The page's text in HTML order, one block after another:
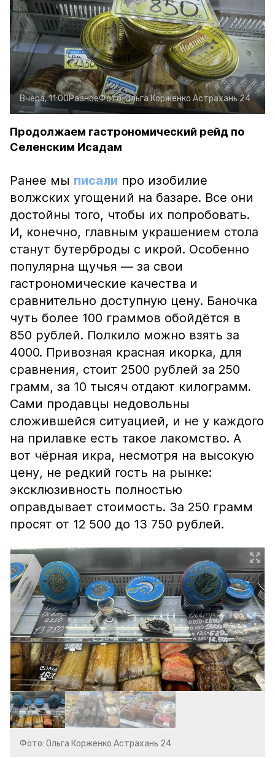
Вчера, 11:00РазноеФото:Ольга Корженко Астрахань 24
Продолжаем гастрономический рейд по
Селенским Исадам
Ранее мы писали про изобилие
волжских угощений на базаре. Все они
достойны того, чтобы их попробовать.
И, конечно, главным украшением стола
станут бутерброды с икрой. Особенно
популярна щучья — за свои
гастрономические качества и
сравнительно доступную цену. Баночка
чуть более 100 граммов обойдётся в
850 рублей. Полкило можно взять за
4000. Привозная красная икорка, для
сравнения, стоит 2500 рублей за 250
грамм, за 10 тысяч отдают килограмм.
Сами продавцы недовольны
сложившейся ситуацией, и не у каждого
на прилавке есть такое лакомство. А
вот чёрная икра, несмотря на высокую
цену, не редкий гость на рынке:
эксклюзивность полностью
оправдывает стоимость. За 250 грамм
просят от 12 500 до 13 750 рублей.
Фото: Ольга Корженко Астрахань 24